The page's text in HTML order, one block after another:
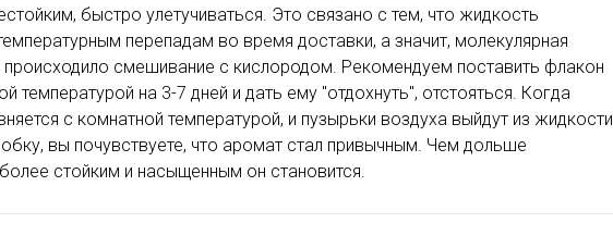
быстро улетучиваться. Это связано с тем, что жидкость
перепадам во время доставки, а значит, молекулярная
происходило смешивание с кислородом. Рекомендуем поставить флакон
температурой на 3-7 дней и дать ему "отдохнуть", отстояться. Когда
с комнатной температурой, и пузырьки воздуха выйдут из жидкости
вы почувствуете, что аромат стал привычным. Чем дольше
стойким и насыщенным он становится.